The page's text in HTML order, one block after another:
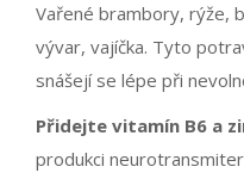
Vařené brambory, rýže,
vývar, vajíčka. Tyto
snášejí se lépe při
Přidejte vitamín B6 a
produkci